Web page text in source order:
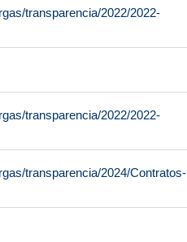
transparencia/2022/2022-
transparencia/2022/2022-
transparencia/2024/Contratos-